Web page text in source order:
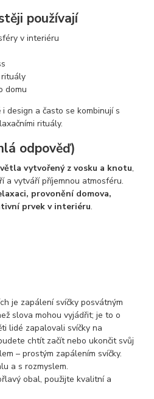
používají
v interiéru
domu
design a často se kombinují s
rituály.
odpověď)
vytvořený z vosku a knotu,
a vytváří příjemnou atmosféru.
provonění domova,
prvek v interiéru.
je zapálení svíčky posvátným
slova mohou vyjádřit; je to o
lidé zapalovali svíčky na
chtít začít nebo ukončit svůj
– prostým zapálením svíčky.
a s rozmyslem.
obal, použijte kvalitní a